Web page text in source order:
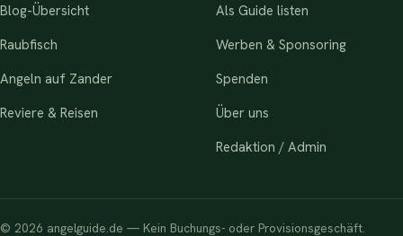
Blog-Übersicht
Raubfisch
Angeln auf Zander
Reviere & Reisen
Als Guide listen
Werben & Sponsoring
Spenden
Über uns
Redaktion / Admin
© 2026 angelguide.de — Kein Buchungs- oder Provisionsgeschäft.